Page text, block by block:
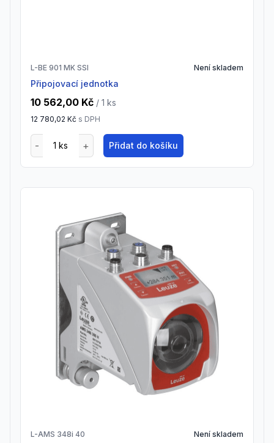
L-BE 901 MK SSI Není skladem
Připojovací jednotka
10 562,00 Kč / 1 ks
12 780,02 Kč s DPH
Přidat do košíku
L-AMS 348i 40 Není skladem